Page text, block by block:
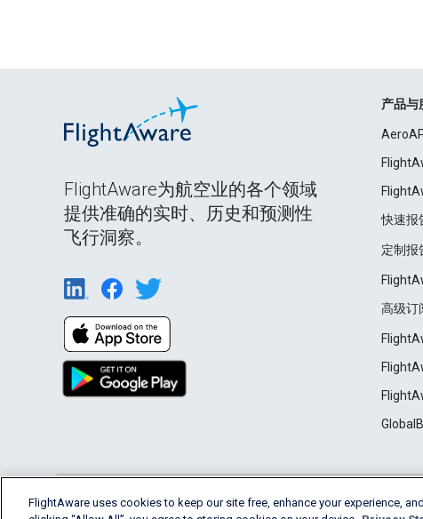
FlightAware为航空业的各个领域
提供准确的实时、历史和预测性
飞行洞察。
产品与
快速报
定制报
高级订
English (USA) 2026 FlightAware Terms of Use Privacy
FlightAware uses cookies to keep our site free, enhance your experience,